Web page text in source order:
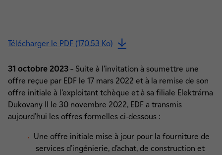
Télécharger le PDF (170.53 Ko)
31 octobre 2023 – Suite à l’invitation à soumettre une
offre reçue par EDF le 17 mars 2022 et à la remise de son
offre initiale à l’exploitant tchèque et à sa filiale Elektrárna
Dukovany II le 30 novembre 2022, EDF a transmis
aujourd’hui les offres formelles ci-dessous :
Une offre initiale mise à jour pour la fourniture de
services d’ingénierie, d’achat, de construction et